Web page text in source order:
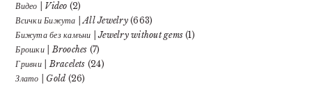
Видео | Video (2)
Всички Бижута | All Jewelry(663)
Бижута без камъни | Jewelry without gems (1)
Брошки | Brooches (7)
Гривни | Bracelets (24)
Злато | Gold (26)